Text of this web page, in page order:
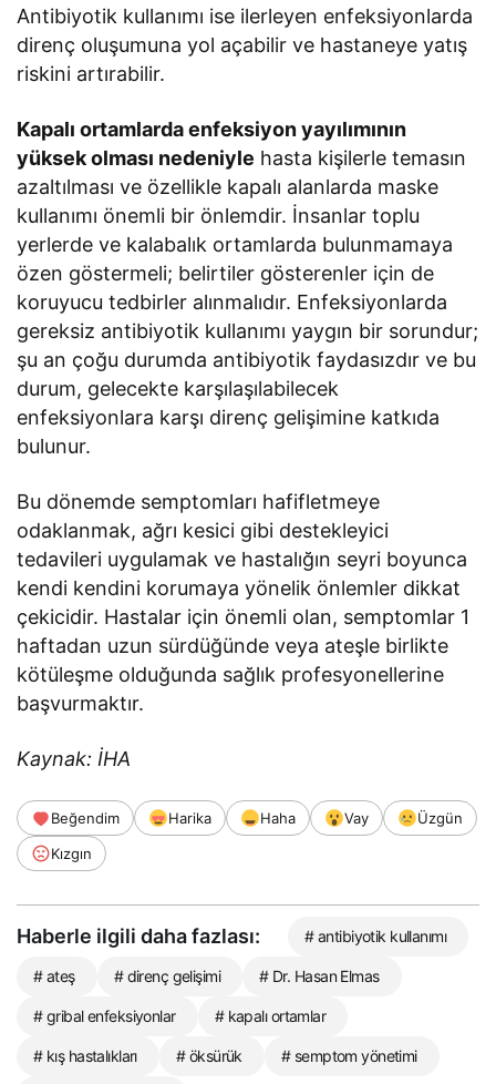
Antibiyotik kullanımı ise ilerleyen enfeksiyonlarda
direnç oluşumuna yol açabilir ve hastaneye yatış
riskini artırabilir.
Kapalı ortamlarda enfeksiyon yayılımının
yüksek olması nedeniyle hasta kişilerle temasın
azaltılması ve özellikle kapalı alanlarda maske
kullanımı önemli bir önlemdir. İnsanlar toplu
yerlerde ve kalabalık ortamlarda bulunmamaya
özen göstermeli; belirtiler gösterenler için de
koruyucu tedbirler alınmalıdır. Enfeksiyonlarda
gereksiz antibiyotik kullanımı yaygın bir sorundur;
şu an çoğu durumda antibiyotik faydasızdır ve bu
durum, gelecekte karşılaşılabilecek
enfeksiyonlara karşı direnç gelişimine katkıda
bulunur.
Bu dönemde semptomları hafifletmeye
odaklanmak, ağrı kesici gibi destekleyici
tedavileri uygulamak ve hastalığın seyri boyunca
kendi kendini korumaya yönelik önlemler dikkat
çekicidir. Hastalar için önemli olan, semptomlar 1
haftadan uzun sürdüğünde veya ateşle birlikte
kötüleşme olduğunda sağlık profesyonellerine
başvurmaktır.
Kaynak: İHA
Beğendim Harika Haha Vay
Üzgün
Kızgın
Haberle ilgili daha fazlası: # antibiyotik kullanımı
# ateş # direnç gelişimi # Dr. Hasan Elmas
# gribal enfeksiyonlar # kapalı ortamlar
# kış hastalıkları # öksürük # semptom yönetimi